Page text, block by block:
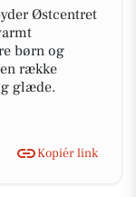
Østcentret
børn og
række
glæde.
Kopiér link